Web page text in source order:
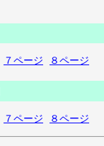
７ページ ８ページ
７ページ ８ページ